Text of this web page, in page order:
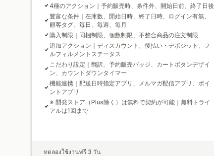
4種のアクション｜予約販売時、条件外、開始日前、終了日後
豊富な条件｜在庫数、開始日時、終了日時、ログイン有無、
顧客タグ、毎日、毎週、毎月
購入制限｜同梱制限、個数制限、不整合商品の注文制限
追加アクション｜ディスカウント、後払い・デポジット、フ
ルフィルメントステータス
こだわり設定｜翻訳、予約販売バッジ、カートボタンデザイ
ン、カウントダウンタイマー
機能連携｜配送日時指定アプリ、メルマガ配信アプリ、ポイ
ントアプリ
※ 開発ストア（Plus除く）は無料で契約が可能｜無料トライ
アルは1回まで
ทดลองใช้งานฟรี 3 วัน